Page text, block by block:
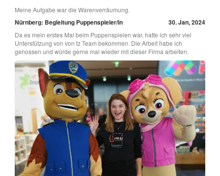
Meine Aufgabe war die Warenverräumung.
Nürnberg: Begleitung Puppenspieler/in 30. Jan, 2024
Da es mein erstes Mal beim Puppenspielen war, hatte ich sehr viel
Unterstützung von von tz Team bekommen. Die Arbeit habe ich
genossen und würde gerne mal wieder mit dieser Firma arbeiten.